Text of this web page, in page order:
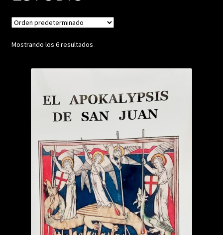
Mostrando los 6 resultados